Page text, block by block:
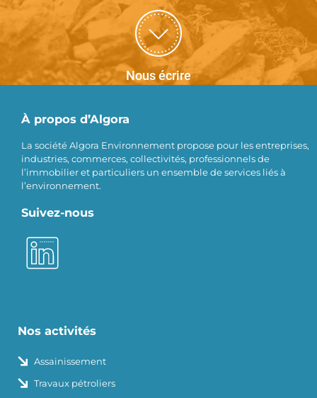
Nous écrire
À propos d’Algora
La société Algora Environnement propose pour les entreprises,
industries, commerces, collectivités, professionnels de
l’immobilier et particuliers un ensemble de services liés à
l’environnement.
Suivez-nous
Nos activités
Assainissement
Travaux pétroliers